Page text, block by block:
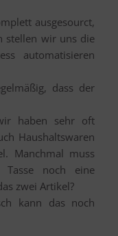
ausgesourct,
stellen wir uns die
automatisieren
dass der
haben sehr oft
Haushaltswaren
Manchmal muss
noch eine
zwei Artikel?
kann das noch